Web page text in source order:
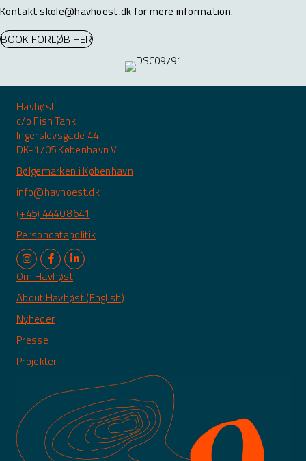
Kontaktskole@havhoest.dk for mere information.
BOOK FORLØB HER
Havhøst
c/o Fish Tank
Ingerslevsgade 44
DK-1705 København V
Bølgemarken i København
info@havhoest.dk
(+45) 4440 8641
Persondatapolitik
Om Havhøst
About Havhøst (English)
Nyheder
Presse
Projekter